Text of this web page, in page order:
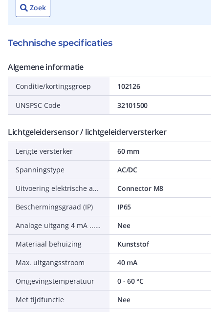
Zoek
Technische specificaties
Algemene informatie
Conditie/kortingsgroep 102126
UNSPSC Code 32101500
Lichtgeleidersensor / lichtgeleiderversterker
Lengte versterker
60 mm
Spanningstype
AC/DC
Uitvoering elektrische aansluiting
Connector M8
Beschermingsgraad (IP)
IP65
Analoge uitgang 4 mA ... 20 mA
Nee
Materiaal behuizing
Kunststof
Max. uitgangsstroom
40 mA
Omgevingstemperatuur
0 - 60 °C
Met tijdfunctie
Nee